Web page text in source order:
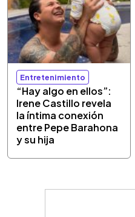
Entretenimiento
“Hay algo en ellos”:
Irene Castillo revela
la íntima conexión
entre Pepe Barahona
y su hija